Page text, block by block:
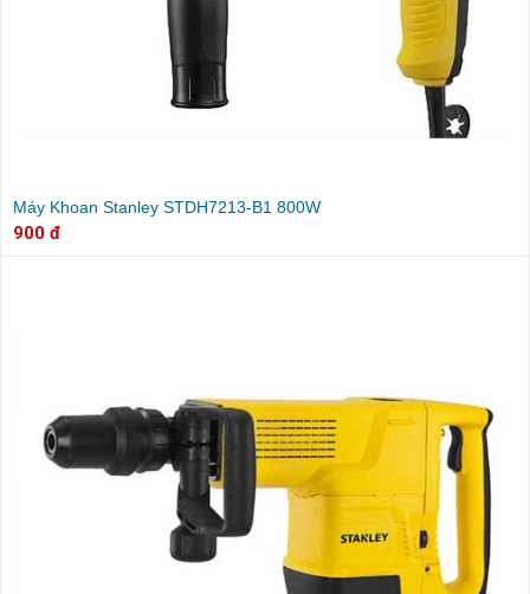
Máy Khoan Stanley STDH7213-B1 800W
900 đ